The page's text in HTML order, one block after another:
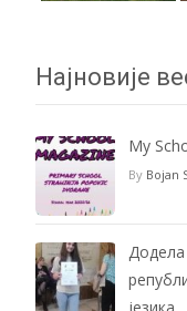
Најновије
My
By Bojan
језика